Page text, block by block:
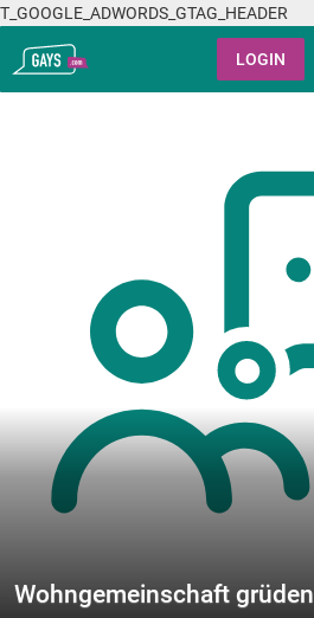
T_GOOGLE_ADWORDS_GTAG_HEADER
Gays.com LOGIN
Wohngemeinschaft grüden